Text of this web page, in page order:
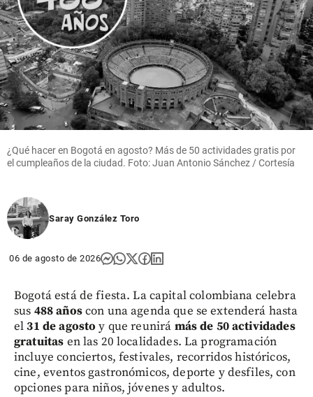
¿Qué hacer en Bogotá en agosto? Más de 50 actividades gratis por
el cumpleaños de la ciudad. Foto: Juan Antonio Sánchez / Cortesía
Saray González Toro
06 de agosto de 2026
Bogotá está de fiesta. La capital colombiana celebra
sus 488 añoscon una agenda que se extenderá hasta
el31 de agosto y que reunirá más de 50 actividades
gratuitas en las 20 localidades. La programación
incluye conciertos, festivales, recorridos históricos,
cine, eventos gastronómicos, deporte y desfiles, con
opciones para niños, jóvenes y adultos.